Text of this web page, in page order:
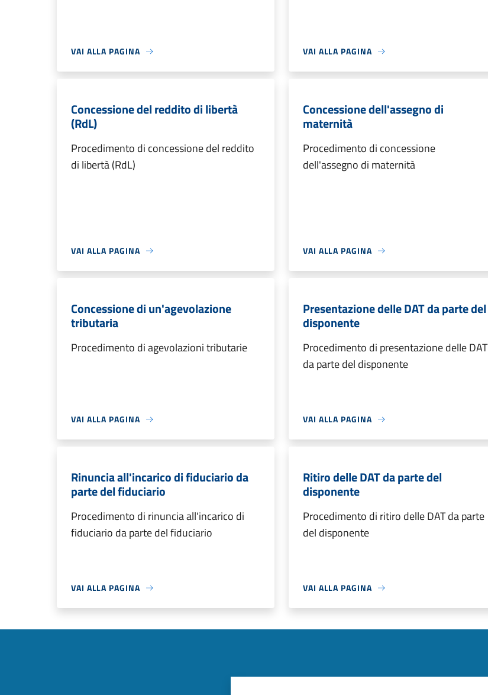
VAI ALLA PAGINA VAI ALLA PAGINA
Concessione del reddito di libertà
(RdL)
Procedimento di concessione del reddito
di libertà (RdL)
VAI ALLA PAGINA
Concessione dell'assegno di
maternità
Procedimento di concessione
dell'assegno di maternità
VAI ALLA PAGINA
Concessione di un'agevolazione
tributaria
Procedimento di agevolazioni tributarie
VAI ALLA PAGINA
Presentazione delle DAT da parte del
disponente
Procedimento di presentazione delle DAT
da parte del disponente
VAI ALLA PAGINA
Rinuncia all'incarico di fiduciario da
parte del fiduciario
Procedimento di rinuncia all'incarico di
fiduciario da parte del fiduciario
VAI ALLA PAGINA
Ritiro delle DAT da parte del
disponente
Procedimento di ritiro delle DAT da parte
del disponente
VAI ALLA PAGINA